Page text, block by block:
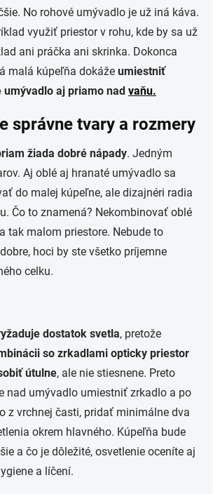
No rohové umývadlo je už iná káva.
využiť priestor v rohu, kde by sa už
ani práčka ani skrinka. Dokonca
malá kúpeľňa dokáže umiestniť
umývadlo aj priamo nad vaňu.
správne tvary a rozmery
žiada dobré nápady. Jedným
Aj oblé aj hranaté umývadlo sa
do malej kúpeľne, ale dizajnéri radia
Čo to znamená? Nekombinovať oblé
tak malom priestore. Nebude to
hoci by ste všetko príjemne
celku.
dostatok svetla, pretože
so zrkadlami opticky priestor
útulne, ale nie stiesnene. Preto
nad umývadlo umiestniť zrkadlo a po
z vrchnej časti, pridať minimálne dva
okrem hlavného. Kúpeľňa bude
a čo je dôležité, osvetlenie oceníte aj
a líčení.